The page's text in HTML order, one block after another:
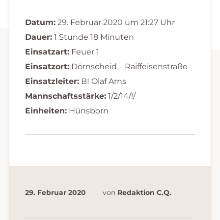
Datum:29. Februar 2020 um 21:27 Uhr
Dauer:1 Stunde 18 Minuten
Einsatzart:Feuer 1
Einsatzort:Dörnscheid – Raiffeisenstraße
Einsatzleiter:BI Olaf Arns
Mannschaftsstärke:1/2/14/!/
Einheiten:Hünsborn
29. Februar 2020 von Redaktion C.Q.